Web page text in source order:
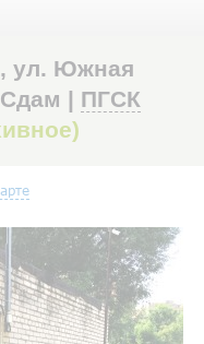
ул. Южная
| ПГСК